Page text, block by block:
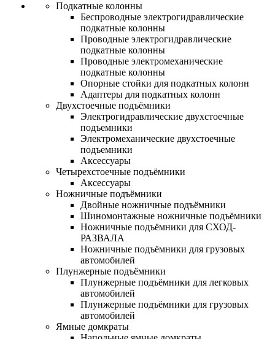
Подкатные колонны
Беспроводные электрогидравлические
подкатные колонны
Проводные электрогидравлические
подкатные колонны
Проводные электромеханические
подкатные колонны
Опорные стойки для подкатных колонн
Адаптеры для подкатных колонн
Двухстоечные подъёмники
Электрогидравлические двухстоечные
подъемники
Электромеханические двухстоечные
подъемники
Аксессуары
Четырехстоечные подъёмники
Аксессуары
Ножничные подъёмники
Двойные ножничные подъёмники
Шиномонтажные ножничные подъёмники
Ножничные подъёмники для СХОД-
РАЗВАЛА
Ножничные подъёмники для грузовых
автомобилей
Плунжерные подъёмники
Плунжерные подъёмники для легковых
автомобилей
Плунжерные подъёмники для грузовых
автомобилей
Ямные домкраты